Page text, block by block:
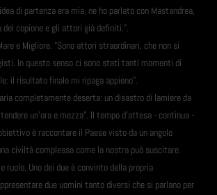
di partenza era mia, ne ho parlato con Mastandrea,
copione e gli attori già definiti.".
e Migliore. "Sono attori straordinari, che non si
In questo senso ci sono stati tanti momenti di
il risultato finale mi ripaga appieno".
completamente deserta: un disastro di lamiere da
un'ora e mezza". Il tempo d'attesa - continua -
è raccontare il Paese visto da un angolo
civiltà complessa come la nostra può suscitare.
Uno dei due è convinto della propria
due uomini tanto diversi che si parlano per